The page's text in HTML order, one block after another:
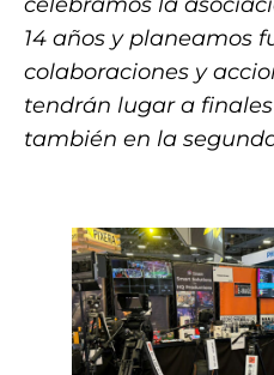
14 años y planeamos
colaboraciones y
tendrán lugar a
también en la